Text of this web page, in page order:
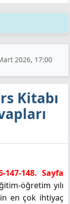
2026, 17:00
Kitabı
148. Sayfa
öğretim yılı
en çok ihtiyaç